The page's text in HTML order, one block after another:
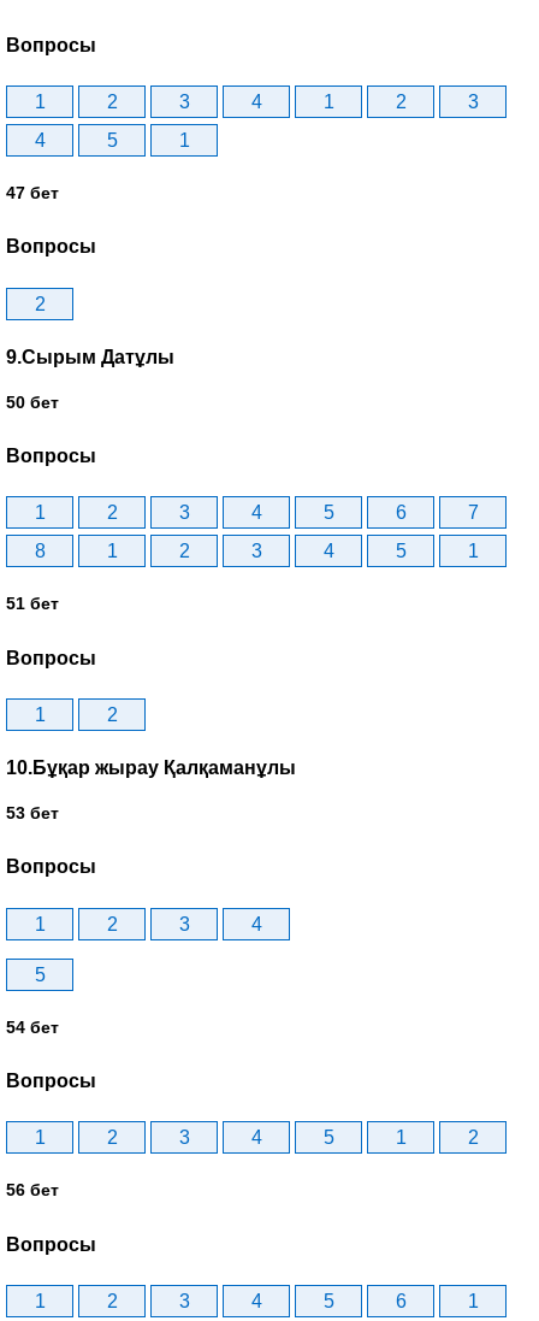
Вопросы
1 2 3 4 1 2
3
4
5 1
47 бет
Вопросы
2
9.Сырым Датұлы
50 бет
Вопросы
1 2 3 4 5 6
7
8
1 2 3 4 5 1
51 бет
Вопросы
1 2
10.Бұқар жырау Қалқаманұлы
53 бет
Вопросы
1 2 3 4
5
54 бет
Вопросы
1 2 3 4 5 1 2
56 бет
Вопросы
1 2 3 4 5 6
1